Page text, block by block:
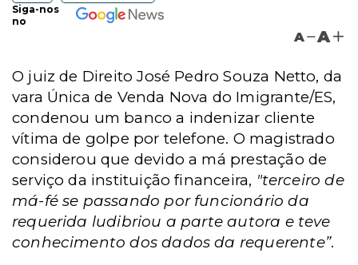
Siga-nos
no
A A
O juiz de Direito José Pedro Souza Netto, da
vara Única de Venda Nova do Imigrante/ES,
condenou um banco a indenizar cliente
vítima de golpe por telefone. O magistrado
considerou que devido a má prestação de
serviço da instituição financeira, "terceiro de
má-fé se passando por funcionário da
requerida ludibriou a parte autora e teve
conhecimento dos dados da requerente”.